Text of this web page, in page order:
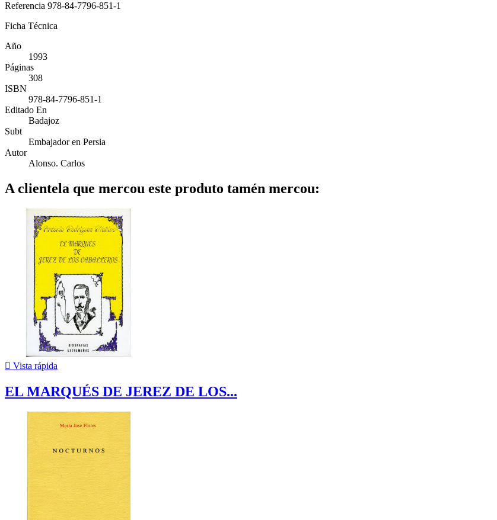
Referencia 978-84-7796-851-1
Ficha Técnica
Año
1993
Páginas
308
ISBN
978-84-7796-851-1
Editado En
Badajoz
Subt
Embajador en Persia
Autor
Alonso. Carlos
A clientela que mercou este produto tamén mercou:
 Vista rápida
EL MARQUÉS DE JEREZ DE LOS...